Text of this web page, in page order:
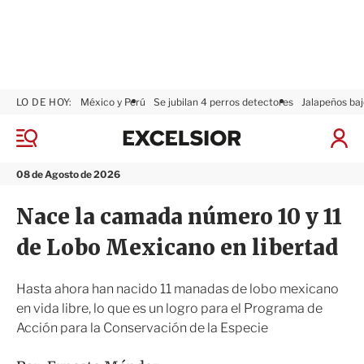
M
n
08 de Agosto de 2026
LO DE HOY: México y Perú Se jubilan 4 perros detectores Jalapeños
I
i
a
x
i
r
Nace la camada número 10 y 11
de Lobo Mexicano en libertad
Hasta ahora han nacido 11 manadas de lobo mexicano
en vida libre, lo que es un logro para el Programa de
Acción para la Conservación de la Especie